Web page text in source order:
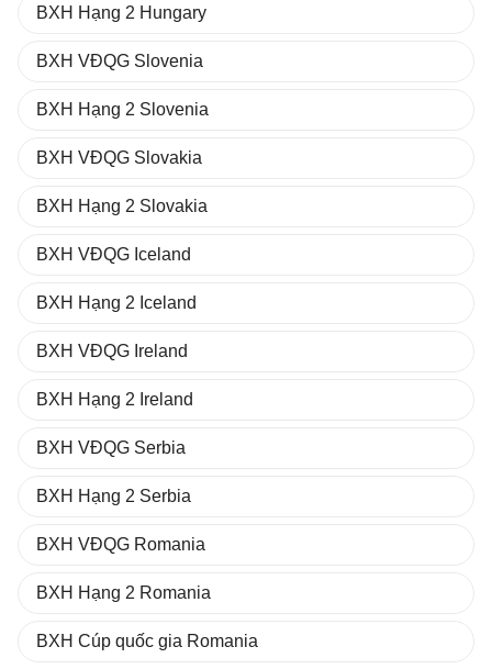
BXH Hạng 2 Hungary
BXH VĐQG Slovenia
BXH Hạng 2 Slovenia
BXH VĐQG Slovakia
BXH Hạng 2 Slovakia
BXH VĐQG Iceland
BXH Hạng 2 Iceland
BXH VĐQG Ireland
BXH Hạng 2 Ireland
BXH VĐQG Serbia
BXH Hạng 2 Serbia
BXH VĐQG Romania
BXH Hạng 2 Romania
BXH Cúp quốc gia Romania